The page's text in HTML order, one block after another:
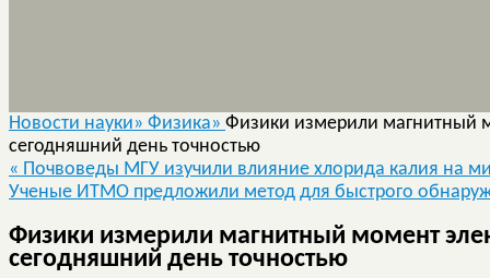
Новости науки» Физика» Физики измерили магнитный
сегодняшний день точностью
« Почвоведы МГУ изучили влияние хлорида калия на
Ученые ИТМО предложили метод для быстрого
Физики измерили магнитный момент
сегодняшний день точностью